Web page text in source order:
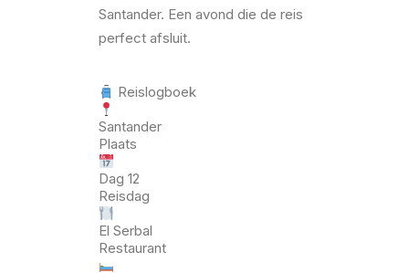
Santander. Een avond die de reis
perfect afsluit.
Reislogboek
Santander
Plaats
Dag 12
Reisdag
El Serbal
Restaurant